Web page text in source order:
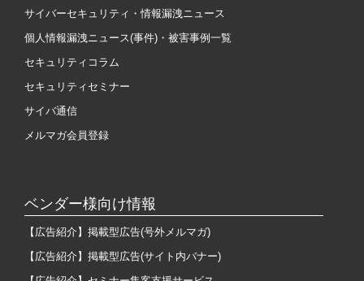
サイバーセキュリティ・情報漏洩ニュース
個人情報漏洩ニュース(事件)・被害事例一覧
セキュリティコラム
セキュリティセミナー
サイバ通信
メルマガ会員登録
ベンダー様向け情報
【広告紹介】掲載型広告(号外メルマガ)
【広告紹介】掲載型広告(サイト内バナー)